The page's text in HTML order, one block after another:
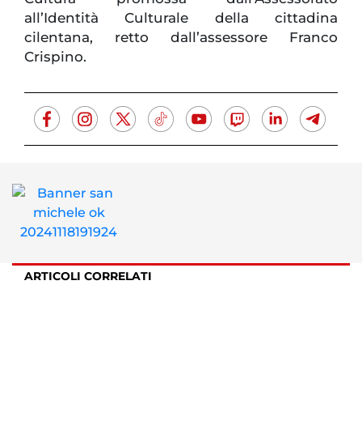
all’Identità Culturale della cittadina
cilentana, retto dall’assessore Franco
Crispino.
ARTICOLI CORRELATI